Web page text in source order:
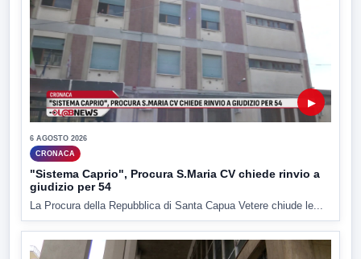
▶
6 AGOSTO 2026
CRONACA
"Sistema Caprio", Procura S.Maria CV chiede rinvio a
giudizio per 54
La Procura della Repubblica di Santa Capua Vetere chiude le...